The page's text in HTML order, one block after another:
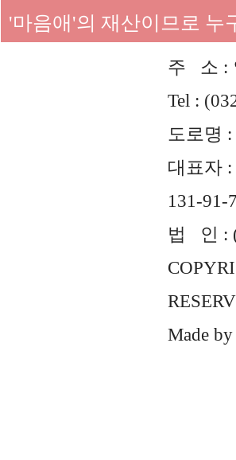
'마음애'의 재산이므로 누
주 소 :
Tel :
도로명
대표자 :
131-91-
법 인 :
Made by